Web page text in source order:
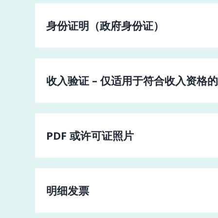
身份证明（政府身份证）
收入验证 – 仅适用于符合收入资格
PDF 或许可证照片
明细发票